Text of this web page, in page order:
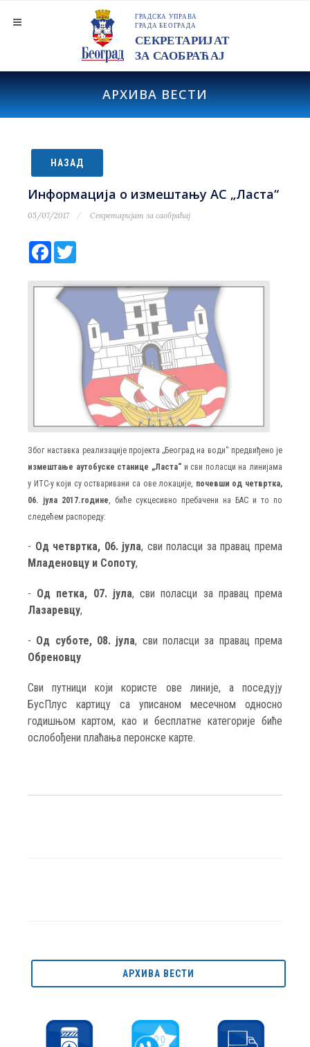
АРХИВА ВЕСТИ
НАЗАД
Информација о измештању АС „Ласта“
05/07/2017 Секретаријат за саобраћај
Facebook
Због наставка реализације пројекта „Београд на води“ предвиђено је
измештање аутобуске станице „Ласта“и сви поласци на линијама
у ИТС-у који су остваривани са ове локације, почевши од четвртка,
06. јула 2017.године , биће сукцесивно пребачени на БАС и то по
следећем распореду:
- Од четвртка, 06. јула, сви поласци за правац према
Младеновцу и Сопоту,
- Од петка, 07. јула, сви поласци за правац према
Лазаревцу,
- Од суботе, 08. јула, сви поласци за правац према
Обреновцу
Сви путници који користе ове линије, а поседују
БусПлус картицу са уписаном месечном односно
годишњом картом, као и бесплатне категорије биће
ослобођени плаћања перонске карте.
АРХИВА ВЕСТИ